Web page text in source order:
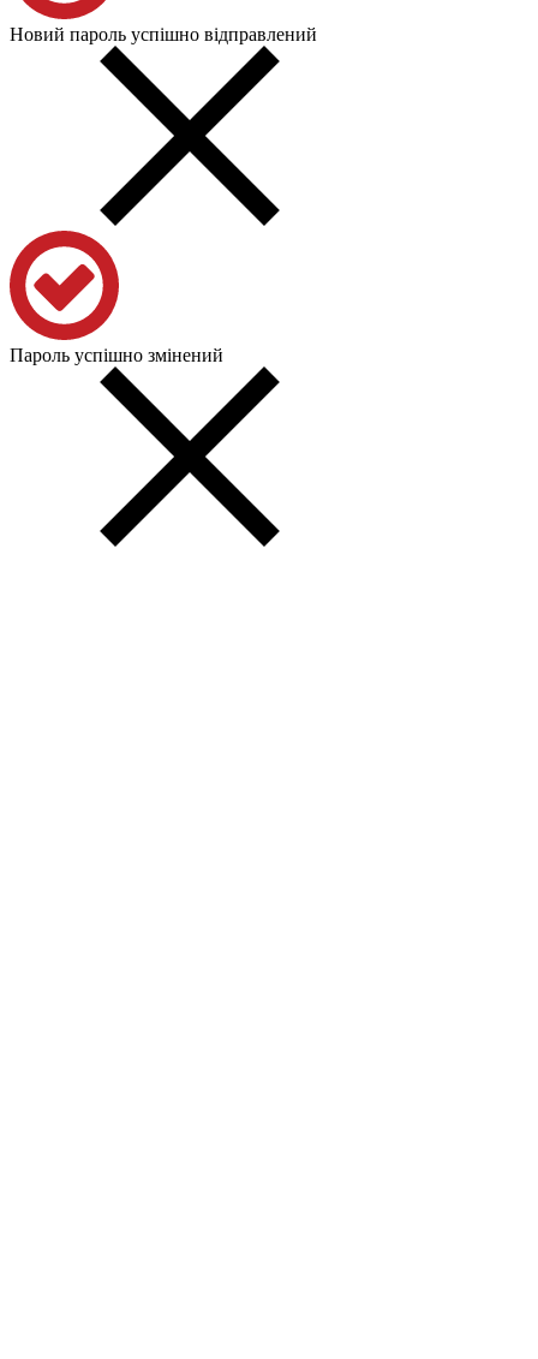
Новий пароль успішно відправлений
Пароль успішно змінений